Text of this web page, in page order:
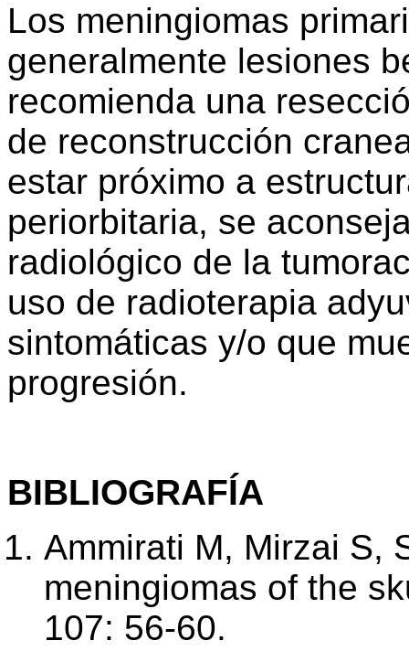
Los meningiomas
generalmente lesiones
recomienda una
de reconstrucción
estar próximo a
periorbitaria, se
radiológico de la
uso de radioterapia
sintomáticas y/o que
progresión.
BIBLIOGRAFÍA
Ammirati M, Mirzai S,
meningiomas of the
107: 56-60.